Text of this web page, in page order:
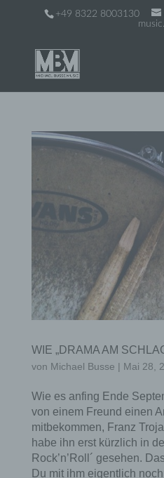
+49 8322 8003130
WIE „DRAMA AM
von Michael Busse | Mai 28,
Wie es anfing Ende
von einem Freund einen
mitbekommen, Franz
habe ihn erst kürzlich in
Rock’n’Roll´ gesehen.
Du mit ihm eigentlich